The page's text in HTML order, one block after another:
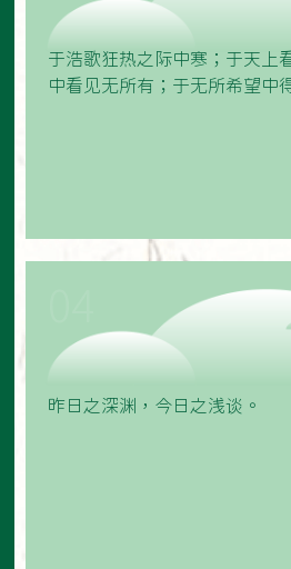
于浩歌狂热之际中寒；于天上
中看见无所有；于无所希望中
昨日之深渊，今日之浅谈。